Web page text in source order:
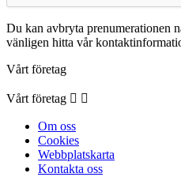
Du kan avbryta prenumerationen
vänligen hitta vår
Vårt företag
Vårt företag  
Om oss
Cookies
Webbplatskarta
Kontakta oss